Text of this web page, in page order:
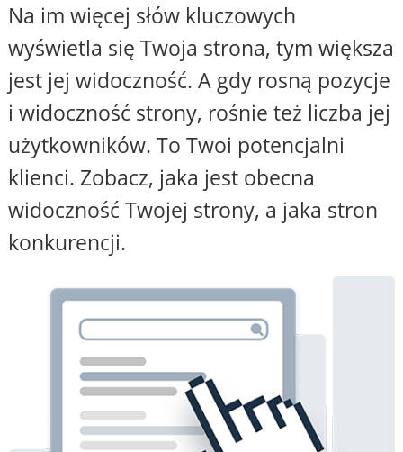
Na im więcej słów kluczowych
wyświetla się Twoja strona, tym większa
jest jej widoczność. A gdy rosną pozycje
i widoczność strony, rośnie też liczba jej
użytkowników. To Twoi potencjalni
klienci. Zobacz, jaka jest obecna
widoczność Twojej strony, a jaka stron
konkurencji.